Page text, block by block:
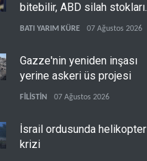
bitebilir, ABD silah stokları
zorlanıyor
BATI YARIM KÜRE 07 Ağustos 2026
Gazze'nin yeniden inşası
yerine askeri üs projesi
FİLİSTİN 07 Ağustos 2026
İsrail ordusunda helikopter
krizi